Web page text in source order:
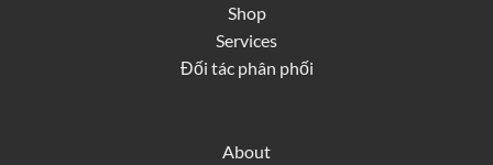
Shop
Services
Đối tác phân phối
About